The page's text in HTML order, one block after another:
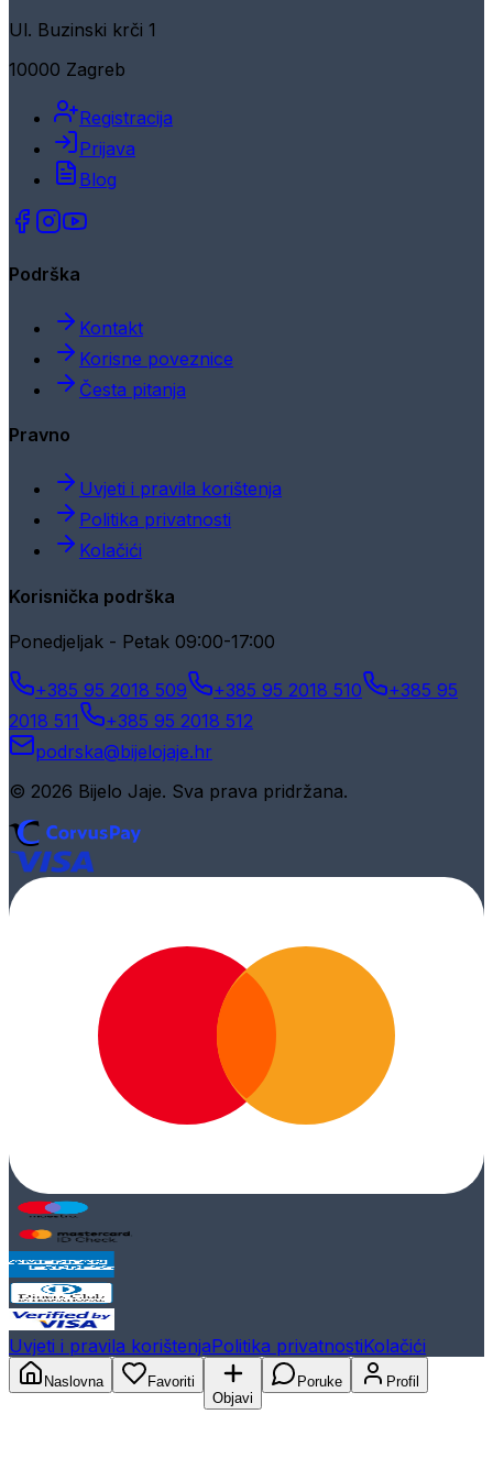
Ul. Buzinski krči 1
10000 Zagreb
Registracija
Prijava
Blog
Podrška
Kontakt
Korisne poveznice
Česta pitanja
Pravno
Uvjeti i pravila korištenja
Politika privatnosti
Kolačići
Korisnička podrška
Ponedjeljak - Petak 09:00-17:00
+385 95 2018 509 +385 95 2018 510
+385 95
2018 511
+385 95 2018 512
podrska@bijelojaje.hr
© 2026 Bijelo Jaje. Sva prava pridržana.
Uvjeti i pravila korištenjaPolitika privatnostiKolačići
Naslovna
Favoriti
Objavi
Poruke Profil